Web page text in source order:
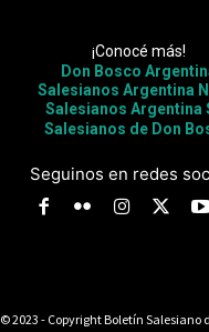
¡Conocé más!
Don Bosco
Salesianos Argentina
Salesianos Argentina
Salesianos de Don
Seguinos en redes
© 2023 - Copyright Boletín Salesiano